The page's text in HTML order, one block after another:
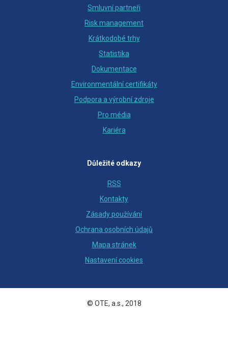
Smluvní partneři
Risk management
Krátkodobé trhy
Statistika
Dokumentace
Environmentální certifikáty
Podpora a výrobní zdroje
Pro média
Kariéra
Důležité odkazy
RSS
Kontakty
Zásady používání
Ochrana osobních údajů
Mapa stránek
Nastavení cookies
© OTE, a.s., 2018